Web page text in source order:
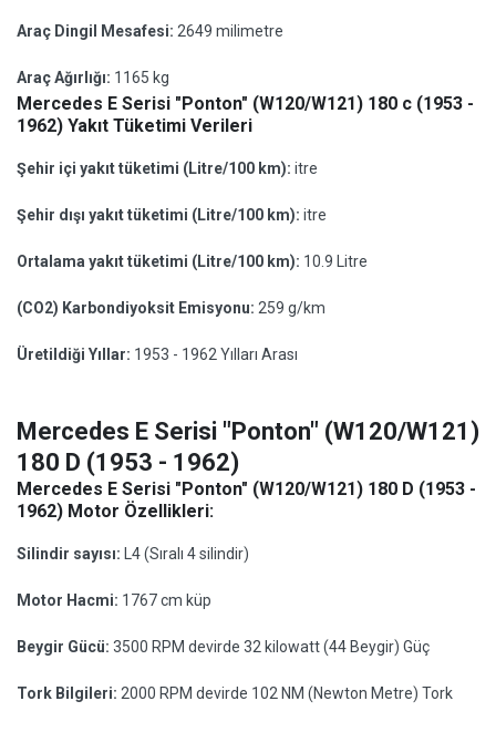
Araç Dingil Mesafesi: 2649 milimetre
Araç Ağırlığı: 1165 kg
Mercedes E Serisi "Ponton" (W120/W121) 180 c (1953 -
1962) Yakıt Tüketimi Verileri
Şehir içi yakıt tüketimi (Litre/100 km): itre
Şehir dışı yakıt tüketimi (Litre/100 km): itre
Ortalama yakıt tüketimi (Litre/100 km): 10.9 Litre
(CO2) Karbondiyoksit Emisyonu: 259 g/km
Üretildiği Yıllar: 1953 - 1962 Yılları Arası
Mercedes E Serisi "Ponton" (W120/W121)
180 D (1953 - 1962)
Mercedes E Serisi "Ponton" (W120/W121) 180 D (1953 -
1962) Motor Özellikleri:
Silindir sayısı: L4 (Sıralı 4 silindir)
Motor Hacmi: 1767 cm küp
Beygir Gücü: 3500 RPM devirde 32 kilowatt (44 Beygir) Güç
Tork Bilgileri: 2000 RPM devirde 102 NM (Newton Metre) Tork